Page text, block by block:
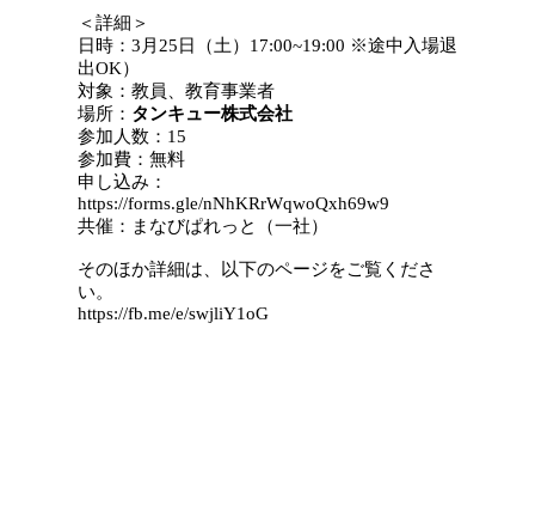
＜詳細＞
日時：3月25日（土）17:00~19:00 ※途中入場退
出OK）
対象：教員、教育事業者
場所： タンキュー株式会社
参加人数：15
参加費：無料
申し込み：
https://forms.gle/nNhKRrWqwoQxh69w9
共催：まなびぱれっと（一社）
そのほか詳細は、以下のページをご覧くださ
い。
https://fb.me/e/swjliY1oG